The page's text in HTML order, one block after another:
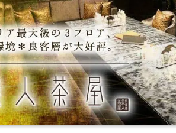
柏・松戸 (1)